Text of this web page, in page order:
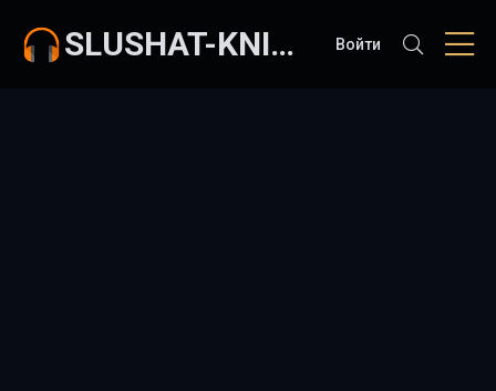
SLUSHAT-KNIGI.COM Войти